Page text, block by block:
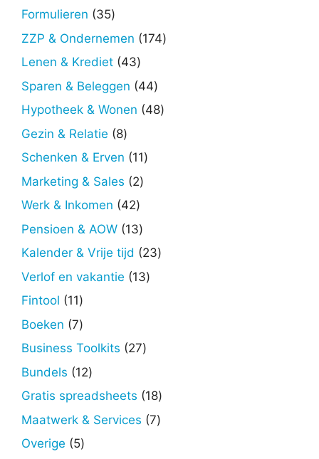
producten
Formulieren 3535
producten
ZZP & Ondernemen 174174
Lenen & Krediet 4343
producten
Sparen & Beleggen 4444
producten
Hypotheek & Wonen 4848
Gezin & Relatie 88
producten
Schenken & Erven 1111
Marketing & Sales 22
Werk & Inkomen 4242
producten
Pensioen & AOW 1313
producten
Kalender & Vrije tijd 2323
Verlof en vakantie 1313
Fintool 1111
producten
Boeken 77
producten
Business Toolkits 2727
Bundels 1212
producten
Gratis spreadsheets 1818
producten
Maatwerk & Services 77
Overige 55